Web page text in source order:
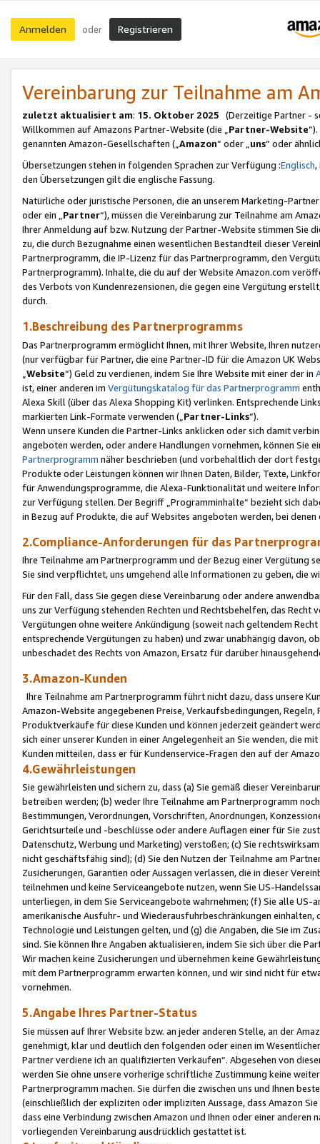
Anmelden oder Registrieren
Vereinbarung zur Teilnahme am
zuletzt aktualisiert am: 15. Oktober 2025 (Derzeitige Partner -
Willkommen auf Amazons Partner-Website (die „Partner-Website
genannten Amazon-Gesellschaften („Amazon“ oder „uns“ oder
Übersetzungen stehen in folgenden Sprachen zur Verfügung :Englisch,
den Übersetzungen gilt die englische Fassung.
Natürliche oder juristische Personen, die an unserem Marketing-
oder ein „Partner“), müssen die Vereinbarung zur Teilnahme am
Ihrer Anmeldung auf bzw. Nutzung der Partner-Website stimmen Sie
zu, die durch Bezugnahme einen wesentlichen Bestandteil dieser
Partnerprogramm, die IP-Lizenz für das Partnerprogramm, den
Partnerprogramm). Inhalte, die du auf der Website Amazon.com
des Verbots von Kundenrezensionen, die gegen eine Vergütung
durch.
1.Beschreibung des Partnerprogramms
Das Partnerprogramm ermöglicht Ihnen, mit Ihrer Website, Ihren
(nur verfügbar für Partner, die eine Partner-ID für die Amazon UK
Website“) Geld zu verdienen, indem Sie Ihre Website mit einer der in
ist, einer anderen im Vergütungskatalog für das Partnerprogramm
Alexa Skill (über das Alexa Shopping Kit) verlinken. Entsprechende
markierten Link-Formate verwenden („ Partner-Links“).
Wenn unsere Kunden die Partner-Links anklicken oder sich damit
angeboten werden, oder andere Handlungen vornehmen, können Sie
Partnerprogramm näher beschrieben (und vorbehaltlich der dort
Produkte oder Leistungen können wir Ihnen Daten, Bilder, Texte,
für Anwendungsprogramme, die Alexa-Funktionalität und weitere
zur Verfügung stellen. Der Begriff „Programminhalte“ bezieht sich
in Bezug auf Produkte, die auf Websites angeboten werden, bei
2.Compliance-Anforderungen für das
Ihre Teilnahme am Partnerprogramm und der Bezug einer Vergütung
Sie sind verpflichtet, uns umgehend alle Informationen zu geben, die
Für den Fall, dass Sie gegen diese Vereinbarung oder andere
uns zur Verfügung stehenden Rechten und Rechtsbehelfen, das
Vergütungen ohne weitere Ankündigung (soweit nach geltendem
entsprechende Vergütungen zu haben) und zwar unabhängig davon,
unbeschadet des Rechts von Amazon, Ersatz für darüber
3.Amazon-Kunden
Ihre Teilnahme am Partnerprogramm führt nicht dazu, dass unsere
Amazon-Website angegebenen Preise, Verkaufsbedingungen,
Produktverkäufe für diese Kunden und können jederzeit geändert
sich einer unserer Kunden in einer Angelegenheit an Sie wenden, die
Kunden mitteilen, dass er für Kundenservice-Fragen den auf der
4.Gewährleistungen
Sie gewährleisten und sichern zu, dass (a) Sie gemäß dieser
betreiben werden; (b) weder Ihre Teilnahme am Partnerprogramm
Bestimmungen, Verordnungen, Vorschriften, Anordnungen,
Gerichtsurteile und -beschlüsse oder andere Auflagen einer für Sie
Datenschutz, Werbung und Marketing) verstoßen; (c) Sie
nicht geschäftsfähig sind); (d) Sie den Nutzen der Teilnahme am
Zusicherungen, Garantien oder Aussagen verlassen, die in dieser
teilnehmen und keine Serviceangebote nutzen, wenn Sie US-
unterliegen, in dem Sie Serviceangebote wahrnehmen; (f) Sie alle
amerikanische Ausfuhr- und Wiederausfuhrbeschränkungen
Technologie und Leistungen gelten, und (g) die Angaben, die Sie im
sind. Sie können Ihre Angaben aktualisieren, indem Sie sich über die
Wir machen keine Zusicherungen und übernehmen keine
mit dem Partnerprogramm erwarten können, und wir sind nicht für
vornehmen.
5.Angabe Ihres Partner-Status
Sie müssen auf Ihrer Website bzw. an jeder anderen Stelle, an der
genehmigt, klar und deutlich den folgenden oder einen im
Partner verdiene ich an qualifizierten Verkäufen“. Abgesehen von
werden Sie ohne unsere vorherige schriftliche Zustimmung keine
Partnerprogramm machen. Sie dürfen die zwischen uns und Ihnen
(einschließlich der expliziten oder impliziten Aussage, dass Amazon
dass eine Verbindung zwischen Amazon und Ihnen oder einer
vorliegenden Vereinbarung ausdrücklich gestattet ist.